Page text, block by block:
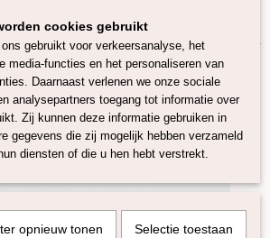
gekleurd 19 mic>
cookies gebruikt
gebruikt voor verkeersanalyse, het
media-functies en het personaliseren van
Daarnaast verlenen we onze sociale
analysepartners toegang tot informatie over
Zij kunnen deze informatie gebruiken in
gegevens die zij mogelijk hebben verzameld
diensten of die u hen hebt verstrekt.
opnieuw tonen Selectie toestaan